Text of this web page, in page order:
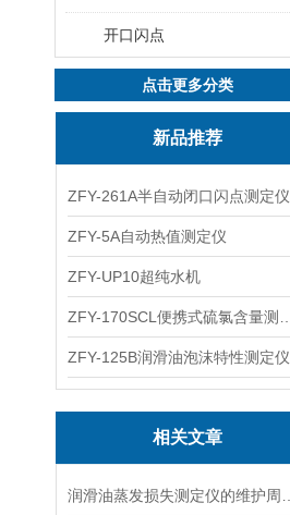
开口闪点
点击更多分类
新品推荐
ZFY-261A半自动闭口闪点测定仪
ZFY-5A自动热值测定仪
ZFY-UP10超纯水机
ZFY-125B润滑油泡沫特性测定仪
相关文章